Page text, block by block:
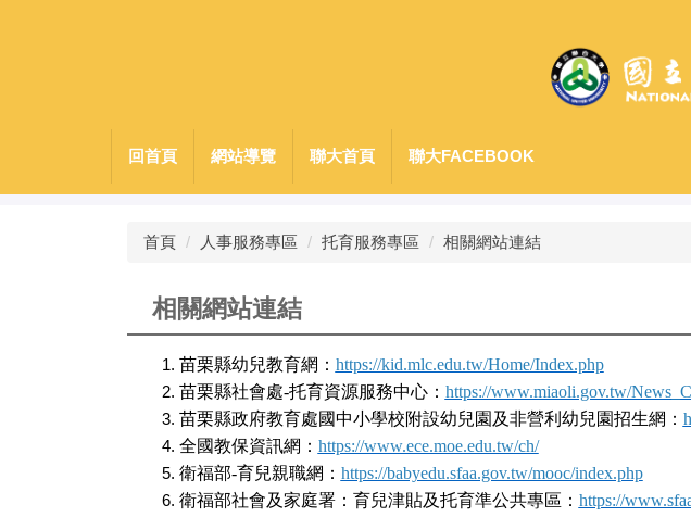
回首頁 網站導覽 聯大首頁 聯大FACEBOOK
首頁 人事服務專區 托育服務專區 相關網站連結
相關網站連結
苗栗縣幼兒教育網： https://kid.mlc.edu.tw/Home/Index.php
苗栗縣社會處-托育資源服務中心： https://www.miaoli.gov.tw/
苗栗縣政府教育處國中小學校附設幼兒園及非營利幼兒園招生網：
全國教保資訊網： https://www.ece.moe.edu.tw/ch/
衛福部-育兒親職網： https://babyedu.sfaa.gov.tw/mooc/index.php
衛福部社會及家庭署：育兒津貼及托育準公共專區： https://